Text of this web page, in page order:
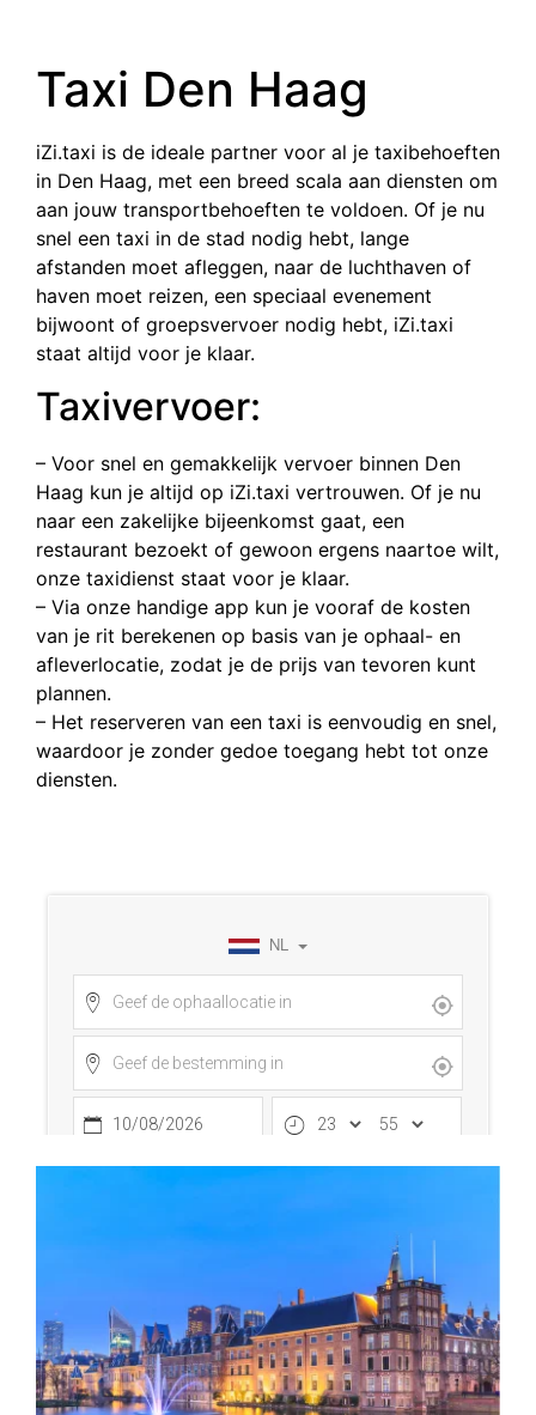
Taxi Den Haag
iZi.taxi is de ideale partner voor al je taxibehoeften
in Den Haag, met een breed scala aan diensten om
aan jouw transportbehoeften te voldoen. Of je nu
snel een taxi in de stad nodig hebt, lange
afstanden moet afleggen, naar de luchthaven of
haven moet reizen, een speciaal evenement
bijwoont of groepsvervoer nodig hebt, iZi.taxi
staat altijd voor je klaar.
Taxivervoer:
– Voor snel en gemakkelijk vervoer binnen Den
Haag kun je altijd op iZi.taxi vertrouwen. Of je nu
naar een zakelijke bijeenkomst gaat, een
restaurant bezoekt of gewoon ergens naartoe wilt,
onze taxidienst staat voor je klaar.
– Via onze handige app kun je vooraf de kosten
van je rit berekenen op basis van je ophaal- en
afleverlocatie, zodat je de prijs van tevoren kunt
plannen.
– Het reserveren van een taxi is eenvoudig en snel,
waardoor je zonder gedoe toegang hebt tot onze
diensten.